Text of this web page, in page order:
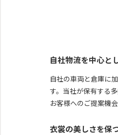
自社物流を中心と
自社の車両と倉庫に
す。当社が保有する
お客様へのご提案機
衣裳の美しさを保